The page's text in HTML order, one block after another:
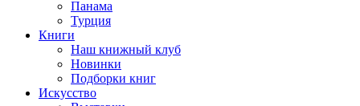
Панама
Турция
Книги
Наш книжный клуб
Новинки
Подборки книг
Искусство